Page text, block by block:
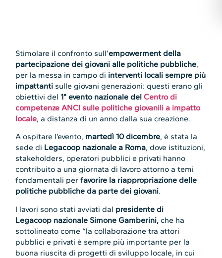
Stimolare il confronto sull’empowerment della
partecipazione dei giovani alle politiche pubbliche,
per la messa in campo di interventi locali sempre più
impattanti sulle giovani generazioni: questi erano gli
obiettivi del1° evento nazionale delCentro di
competenze ANCI sulle politiche giovanili a impatto
locale, a distanza di un anno dalla sua creazione.
A ospitare l’evento, martedì 10 dicembre, è stata la
sede di Legacoop nazionale a Roma, dove istituzioni,
stakeholders, operatori pubblici e privati hanno
contribuito a una giornata di lavoro attorno a temi
fondamentali perfavorire la riappropriazione delle
politiche pubbliche da parte dei giovani.
I lavori sono stati avviati dal presidente di
Legacoop nazionale Simone Gamberini, che ha
sottolineato come “la collaborazione tra attori
pubblici e privati è sempre più importante per la
buona riuscita di progetti di sviluppo locale, in cui